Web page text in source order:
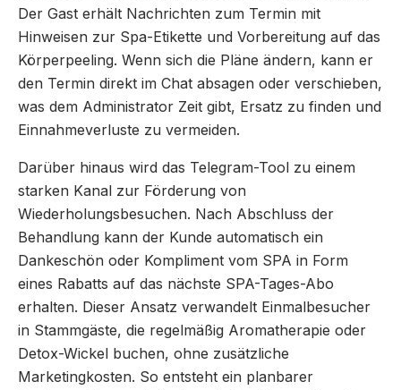
Der Gast erhält Nachrichten zum Termin mit
Hinweisen zur Spa-Etikette und Vorbereitung auf das
Körperpeeling. Wenn sich die Pläne ändern, kann er
den Termin direkt im Chat absagen oder verschieben,
was dem Administrator Zeit gibt, Ersatz zu finden und
Einnahmeverluste zu vermeiden.
Darüber hinaus wird das Telegram-Tool zu einem
starken Kanal zur Förderung von
Wiederholungsbesuchen. Nach Abschluss der
Behandlung kann der Kunde automatisch ein
Dankeschön oder Kompliment vom SPA in Form
eines Rabatts auf das nächste SPA-Tages-Abo
erhalten. Dieser Ansatz verwandelt Einmalbesucher
in Stammgäste, die regelmäßig Aromatherapie oder
Detox-Wickel buchen, ohne zusätzliche
Marketingkosten. So entsteht ein planbarer